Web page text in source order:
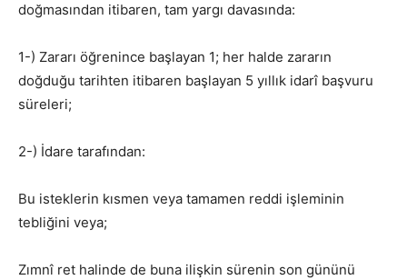
doğmasından itibaren, tam yargı davasında:
1-) Zararı öğrenince başlayan 1; her halde zararın
doğduğu tarihten itibaren başlayan 5 yıllık idarî başvuru
süreleri;
2-) İdare tarafından:
Bu isteklerin kısmen veya tamamen reddi işleminin
tebliğini veya;
Zımnî ret halinde de buna ilişkin sürenin son gününü